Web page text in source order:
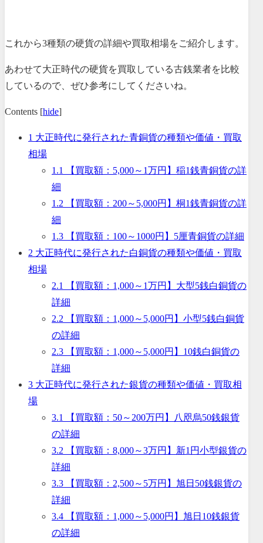
これから3種類の硬貨の詳細や買取相場をご紹介します。
あわせて大正時代の硬貨を買取している古銭業者を比較
しているので、ぜひ参考にしてくださいね。
Contents [hide]
1 大正時代に発行された青銅貨の種類や価値・買取
相場
1.1
【買取額：5,000～1万円】稲1銭青銅貨の詳
細
1.2 【買取額：200～5,000円】桐1銭青銅貨の詳
細
1.3 【買取額：100～1000円】5厘青銅貨の詳細
2 大正時代に発行された白銅貨の種類や価値・買取
相場
2.1
【買取額：1,000～1万円】大型5銭白銅貨の
詳細
2.2 【買取額：1,000～5,000円】小型5銭白銅貨
の詳細
2.3 【買取額：1,000～5,000円】10銭白銅貨の
詳細
3 大正時代に発行された銀貨の種類や価値・買取相
場
3.1
【買取額：50～200万円】八咫烏50銭銀貨
の詳細
3.2 【買取額：8,000～3万円】新1円小型銀貨の
詳細
3.3 【買取額：2,500～5万円】旭日50銭銀貨の
詳細
3.4 【買取額：1,000～5,000円】旭日10銭銀貨
の詳細